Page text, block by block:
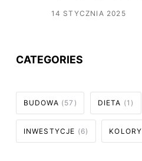
14 STYCZNIA 2025
CATEGORIES
BUDOWA (57) DIETA (1)
INWESTYCJE (6) KOLORY